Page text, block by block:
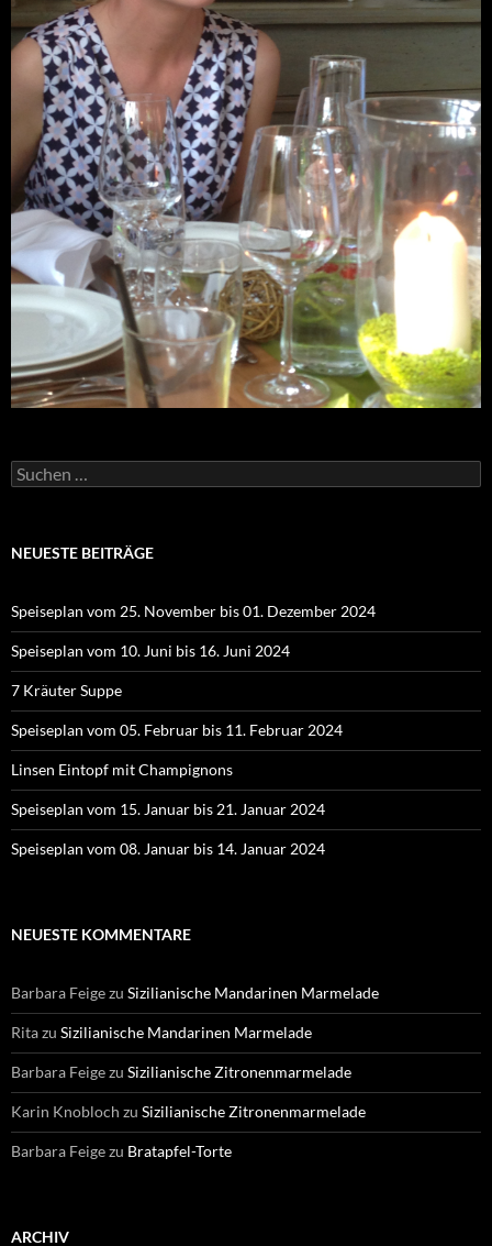
Suchen
nach:
NEUESTE BEITRÄGE
Speiseplan vom 25. November bis 01. Dezember 2024
Speiseplan vom 10. Juni bis 16. Juni 2024
7 Kräuter Suppe
Speiseplan vom 05. Februar bis 11. Februar 2024
Linsen Eintopf mit Champignons
Speiseplan vom 15. Januar bis 21. Januar 2024
Speiseplan vom 08. Januar bis 14. Januar 2024
NEUESTE KOMMENTARE
Barbara Feigezu Sizilianische Mandarinen Marmelade
Ritazu Sizilianische Mandarinen Marmelade
Barbara Feigezu Sizilianische Zitronenmarmelade
Karin Knobloch zu Sizilianische Zitronenmarmelade
Barbara Feigezu Bratapfel-Torte
ARCHIV